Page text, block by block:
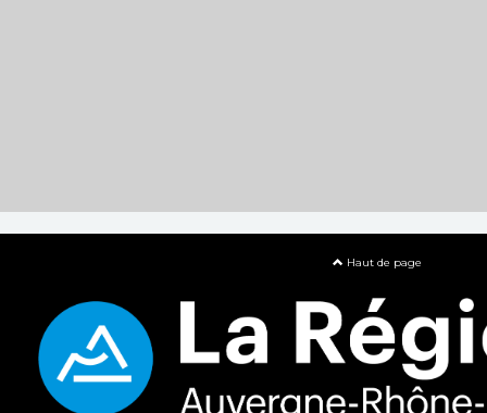
Haut de page